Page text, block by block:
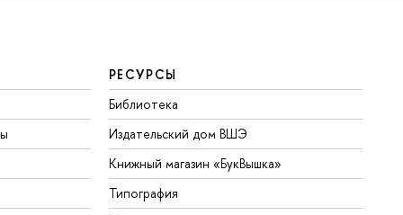
РЕСУРСЫ
Библиотека
Издательский дом ВШЭ
Книжный магазин «БукВышка»
Типография